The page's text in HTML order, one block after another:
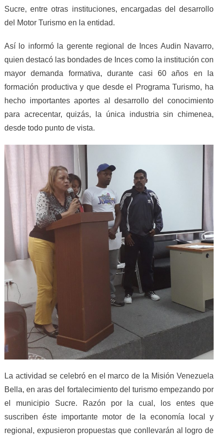
Sucre, entre otras instituciones, encargadas del desarrollo
del Motor Turismo en la entidad.
Así lo informó la gerente regional de Inces Audin Navarro,
quien destacó las bondades de Inces como la institución con
mayor demanda formativa, durante casi 60 años en la
formación productiva y que desde el Programa Turismo, ha
hecho importantes aportes al desarrollo del conocimiento
para acrecentar, quizás, la única industria sin chimenea,
desde todo punto de vista.
La actividad se celebró en el marco de la Misión Venezuela
Bella, en aras del fortalecimiento del turismo empezando por
el municipio Sucre. Razón por la cual, los entes que
suscriben éste importante motor de la economía local y
regional, expusieron propuestas que conllevarán al logro de